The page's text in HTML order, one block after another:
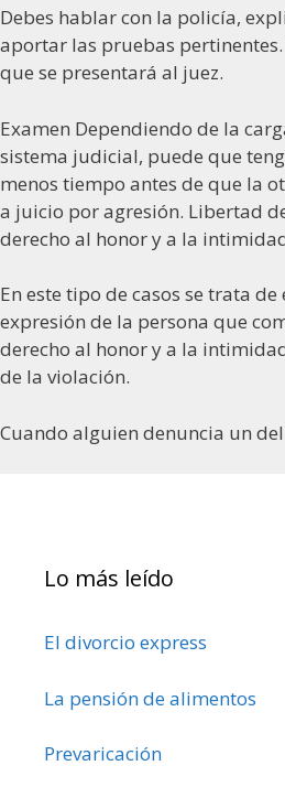
Debes hablar con la policía,
aportar las pruebas
que se presentará al juez.
Examen Dependiendo de la
sistema judicial, puede que
menos tiempo antes de que la
a juicio por agresión. Libertad
derecho al honor y a la
En este tipo de casos se trata
expresión de la persona que
derecho al honor y a la
de la violación.
Cuando alguien denuncia un
Lo más leído
El divorcio express
La pensión de alimentos
Prevaricación